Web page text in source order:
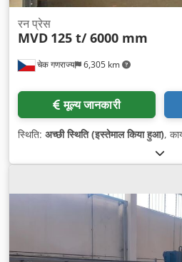
चेक गणराज्य 6,305 km
रन प्रेस
MVD 125 t/ 6000 mm
मूल्य जानकारी
स्थिति: अच्छी स्थिति (इस्तेमाल किया हुआ),